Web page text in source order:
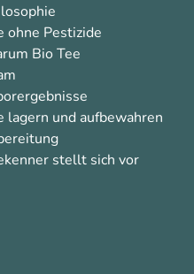
ohne Pestizide
Bio Tee
lagern und aufbewahren
stellt sich vor